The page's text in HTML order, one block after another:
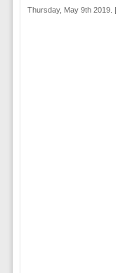
Thursday, May 9th 2019. |